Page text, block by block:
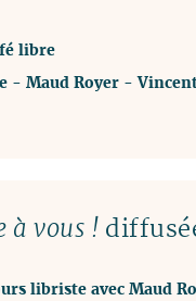
libre
- Maud Royer-
à vous !
libriste avec Maud